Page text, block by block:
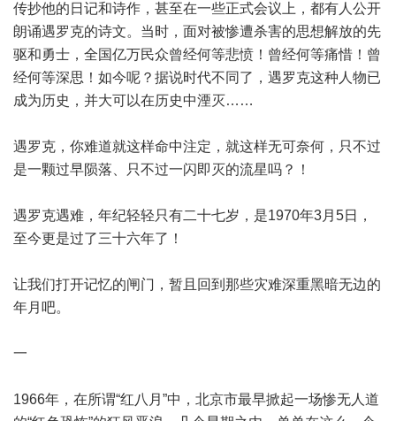
传抄他的日记和诗作，甚至在一些正式会议上，都有人公开
朗诵遇罗克的诗文。当时，面对被惨遭杀害的思想解放的先
驱和勇士，全国亿万民众曾经何等悲愤！曾经何等痛惜！曾
经何等深思！如今呢？据说时代不同了，遇罗克这种人物已
成为历史，并大可以在历史中湮灭……
遇罗克，你难道就这样命中注定，就这样无可奈何，只不过
是一颗过早陨落、只不过一闪即灭的流星吗？！
遇罗克遇难，年纪轻轻只有二十七岁，是1970年3月5日，
至今更是过了三十六年了！
让我们打开记忆的闸门，暂且回到那些灾难深重黑暗无边的
年月吧。
一
1966年，在所谓“红八月”中，北京市最早掀起一场惨无人道